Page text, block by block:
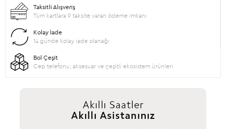
Taksitli Alışveriş
Tüm kartlara 9 taksite varan ödeme imkanı
Kolay İade
14 günde kolay iade olanağı
Bol Çeşit
Cep telefonu, aksesuar ve çeşitli ekosistem ürünleri